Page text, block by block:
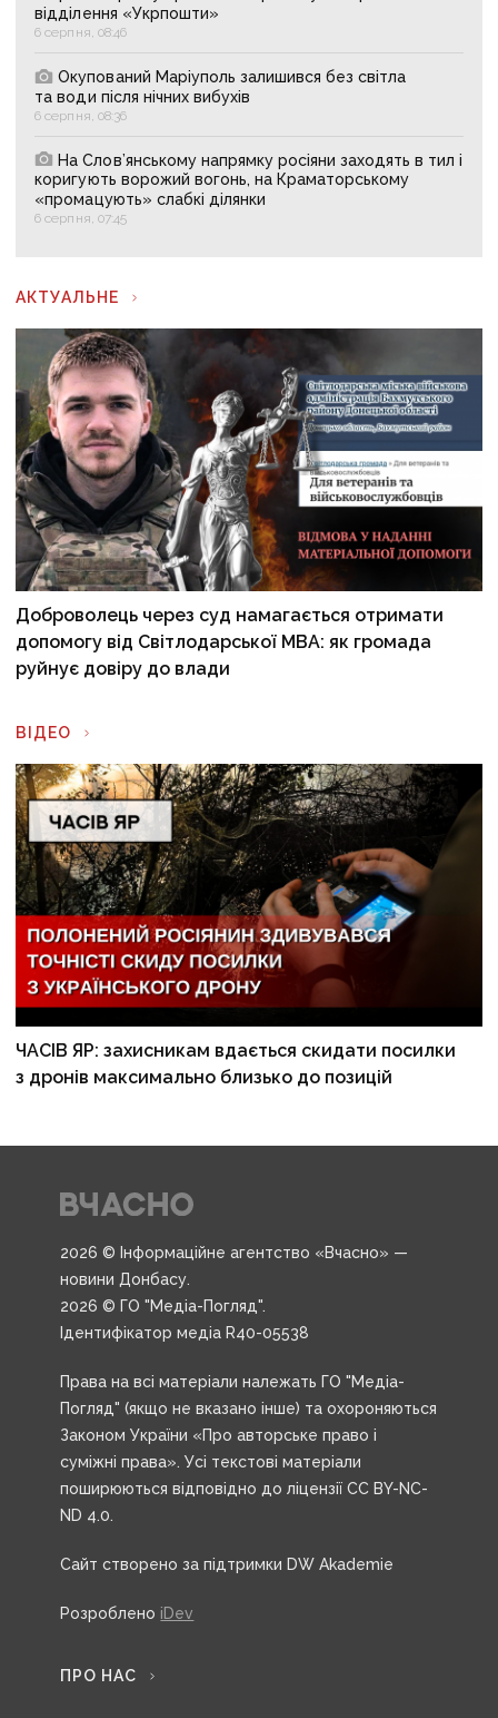
відділення «Укрпошти»
6 серпня, 08:46
Окупований Маріуполь залишився без світла
та води після нічних вибухів
6 серпня, 08:36
На Слов’янському напрямку росіяни заходять в тил і
коригують ворожий вогонь, на Краматорському
«промацують» слабкі ділянки
6 серпня, 07:45
АКТУАЛЬНЕ
Доброволець через суд намагається отримати
допомогу від Світлодарської МВА: як громада
руйнує довіру до влади
ВІДЕО
ЧАСІВ ЯР: захисникам вдається скидати посилки
з дронів максимально близько до позицій
2026 © Інформаційне агентство «Вчасно» —
новини Донбасу.
2026 © ГО "Медіа-Погляд".
Ідентифікатор медіа R40-05538
Права на всі матеріали належать ГО "Медіа-
Погляд" (якщо не вказано інше) та охороняються
Законом України «Про авторське право і
суміжні права». Усі текстові матеріали
поширюються відповідно до ліцензії CC BY-NC-
ND 4.0.
Сайт створено за підтримки DW Akademie
Розроблено iDev
ПРО НАС